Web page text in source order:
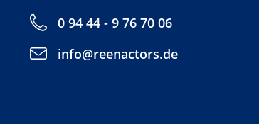
0 94 44 - 9 76 70 06
info@reenactors.de